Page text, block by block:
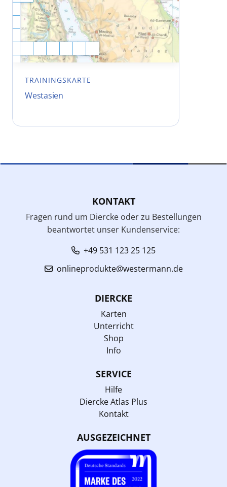
TRAININGSKARTE
Westasien
KONTAKT
Fragen rund um Diercke oder zu Bestellungen
beantwortet unser Kundenservice:
+49 531 123 25 125
onlineprodukte@westermann.de
DIERCKE
Karten
Unterricht
Shop
Info
SERVICE
Hilfe
Diercke Atlas Plus
Kontakt
AUSGEZEICHNET